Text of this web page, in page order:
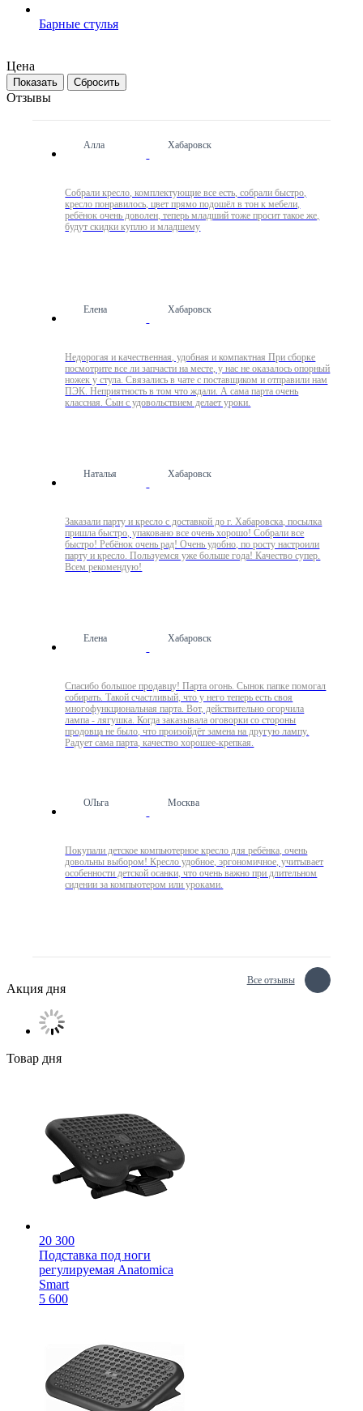
Барные стулья
Цена
Сбросить
Отзывы
Алла Хабаровск
Собрали кресло, комплектующие все есть, собрали быстро,
кресло понравилось, цвет прямо подошёл в тон к мебели,
ребёнок очень доволен, теперь младший тоже просит такое же,
будут скидки куплю и младшему
Елена Хабаровск
Недорогая и качественная, удобная и компактная При сборке
посмотрите все ли запчасти на месте, у нас не оказалось опорный
ножек у стула. Связались в чате с поставщиком и отправили нам
ПЭК. Неприятность в том что ждали. А сама парта очень
классная. Сын с удовольствием делает уроки.
Наталья Хабаровск
Заказали парту и кресло с доставкой до г. Хабаровска, посылка
пришла быстро, упаковано все очень хорошо! Собрали все
быстро! Ребёнок очень рад! Очень удобно, по росту настроили
парту и кресло. Пользуемся уже больше года! Качество супер.
Всем рекомендую!
Елена Хабаровск
Спасибо большое продавцу! Парта огонь. Сынок папке помогал
собирать. Такой счастливый, что у него теперь есть своя
многофункциональная парта. Вот, действительно огорчила
лампа - лягушка. Когда заказывала оговорки со стороны
продовца не было, что произойдёт замена на другую лампу.
Радует сама парта, качество хорошее-крепкая.
ОЛьга Москва
Покупали детское компьютерное кресло для ребёнка, очень
довольны выбором! Кресло удобное, эргономичное, учитывает
особенности детской осанки, что очень важно при длительном
сидении за компьютером или уроками.
Все отзывы
Акция дня
Товар дня
20 300
Подставка под ноги
регулируемая Anatomica
Smart
5 600